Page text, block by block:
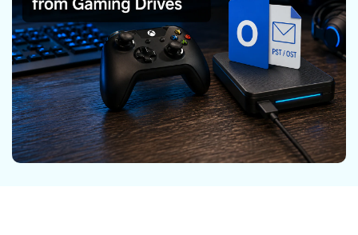
Centro di conoscenza
TROVA ALTRE SOLUZIONI
search